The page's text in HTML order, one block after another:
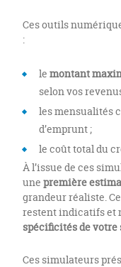
Ces outils
:
le montant
selon vos
les mensualités
d’emprunt ;
le coût total du
À l’issue de ces
une première
grandeur réaliste.
restent indicatifs et
spécificités de
Ces simulateurs